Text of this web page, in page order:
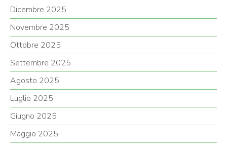
Dicembre 2025
Novembre 2025
Ottobre 2025
Settembre 2025
Agosto 2025
Luglio 2025
Giugno 2025
Maggio 2025